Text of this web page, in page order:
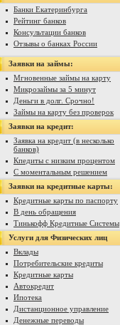
Банки Екатеринбурга
Рейтинг банков
Консультации банков
Отзывы о банках России
Заявки на займы:
Мгновенные займы на карту
Микрозаймы за 5 минут
Деньги в долг. Срочно!
Займы на карту без проверок
Заявки на кредит:
Заявка на кредит (в несколько
банков)
Кпедиты с низким процентом
С моментальным решением
Заявки на кредитные карты:
Кредитные карты по паспорту
В день обращения
Тинькофф Кредитные Системы
Услуги для Физических лиц
Вклады
Потребительские кредиты
Кредитные карты
Автокредит
Ипотека
Дистанционное управление
Денежные переводы